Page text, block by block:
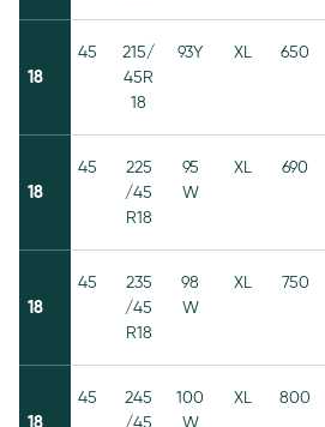
18
45
215/
45R
18
93Y XL 650
18
45
225
/45
R18
95
W
XL 690
18
45
235
/45
R18
98
W
XL 750
18
45
245
/45
100
W
XL 800